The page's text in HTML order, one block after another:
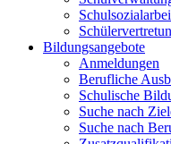
Bildungsangebote
Anmeldungen
Berufliche
Schulische
Suche nach
Suche nach